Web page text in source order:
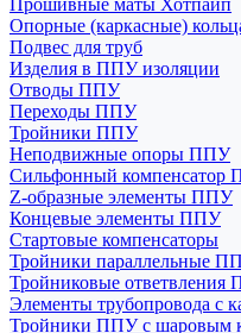
Прошивные маты Хотпайп
Опорные (каркасные)
Подвес для труб
Изделия в ППУ изоляции
Отводы ППУ
Переходы ППУ
Тройники ППУ
Неподвижные опоры ППУ
Cильфонный компенсатор
Z-образные элементы ППУ
Концевые элементы ППУ
Стартовые компенсаторы
Тройники параллельные
Тройниковые ответвления
Элементы трубопровода с
Тройники ППУ с шаровым